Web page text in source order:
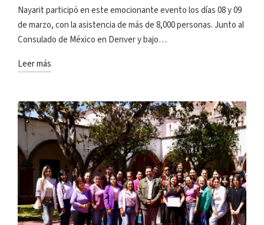
en
Nayarit participó en este emocionante evento los días 08 y 09
de marzo, con la asistencia de más de 8,000 personas. Junto al
Consulado de México en Denver y bajo…
Leer más